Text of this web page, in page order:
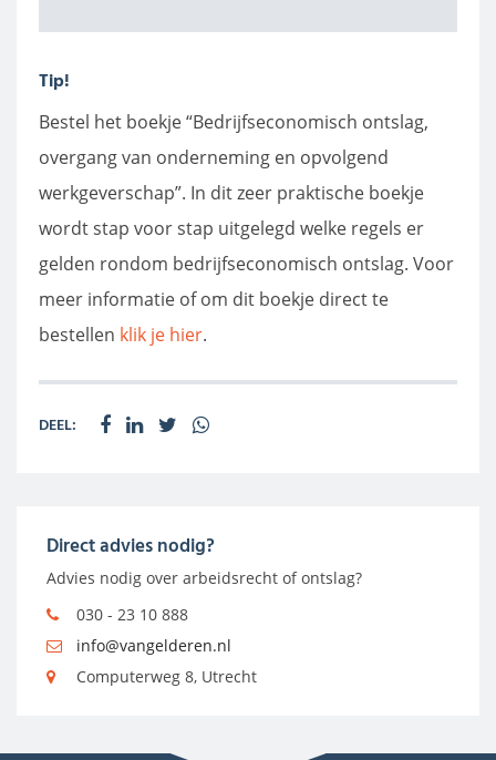
Tip!
Bestel het boekje “Bedrijfseconomisch ontslag,
overgang van onderneming en opvolgend
werkgeverschap”. In dit zeer praktische boekje
wordt stap voor stap uitgelegd welke regels er
gelden rondom bedrijfseconomisch ontslag. Voor
meer informatie of om dit boekje direct te
bestellen klik je hier.
DEEL:
Direct advies nodig?
Advies nodig over arbeidsrecht of ontslag?
030 - 23 10 888
info@vangelderen.nl
Computerweg 8, Utrecht